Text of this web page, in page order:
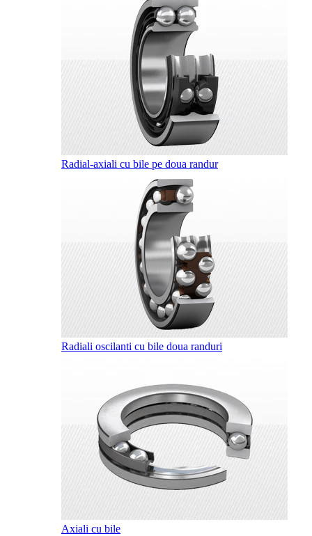
Radial-axiali cu bile pe doua randur
Radiali oscilanti cu bile doua randuri
Axiali cu bile